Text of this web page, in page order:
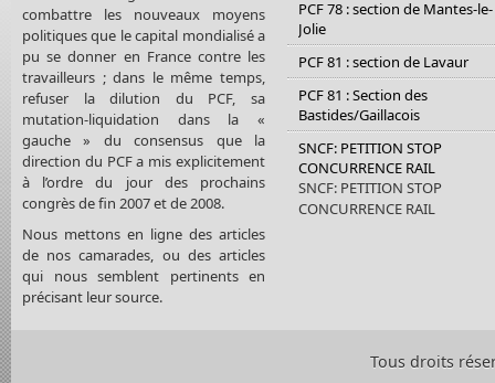
combattre les nouveaux moyens
politiques que le capital mondialisé a
pu se donner en France contre les
travailleurs ; dans le même temps,
refuser la dilution du PCF, sa
mutation-liquidation dans la «
gauche » du consensus que la
direction du PCF a mis explicitement
à l’ordre du jour des prochains
congrès de fin 2007 et de 2008.
Nous mettons en ligne des articles
de nos camarades, ou des articles
qui nous semblent pertinents en
précisant leur source.
PCF 78 : section de Mantes-le-
Jolie
PCF 81 : section de Lavaur
PCF 81 : Section des
Bastides/Gaillacois
SNCF: PETITION STOP
CONCURRENCE RAIL
SNCF: PETITION STOP
CONCURRENCE RAIL
Tous droits